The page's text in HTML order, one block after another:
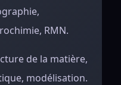
RMN.
de la matière,
modélisation.